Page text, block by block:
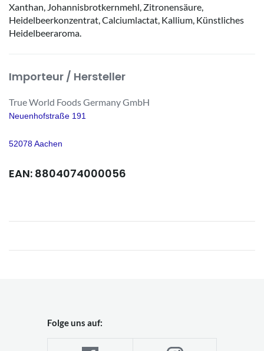
Xanthan, Johannisbrotkernmehl, Zitronensäure,
Heidelbeerkonzentrat, Calciumlactat, Kallium, Künstliches
Heidelbeeraroma.
Importeur / Hersteller
True World Foods Germany GmbH
Neuenhofstraße 191
52078 Aachen
EAN: 8804074000056
Folge uns auf: